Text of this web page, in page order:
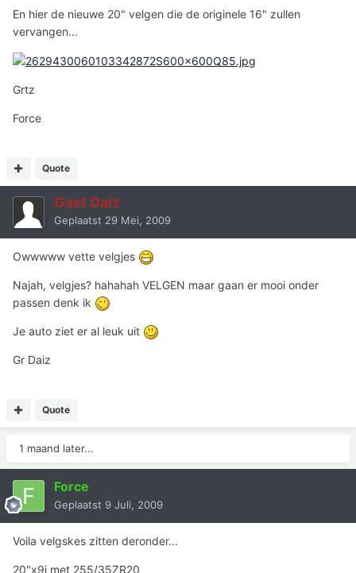
En hier de nieuwe 20" velgen die de originele 16" zullen
vervangen...
Grtz
Force
Quote
Gast Daiz
Geplaatst 29 Mei, 2009
Owwwww vette velgjes
Najah, velgjes? hahahah VELGEN maar gaan er mooi onder
passen denk ik
Je auto ziet er al leuk uit
Gr Daiz
Quote
1 maand later...
Force
Geplaatst 9 Juli, 2009
Voila velgskes zitten deronder...
20"x9j met 255/35ZR20